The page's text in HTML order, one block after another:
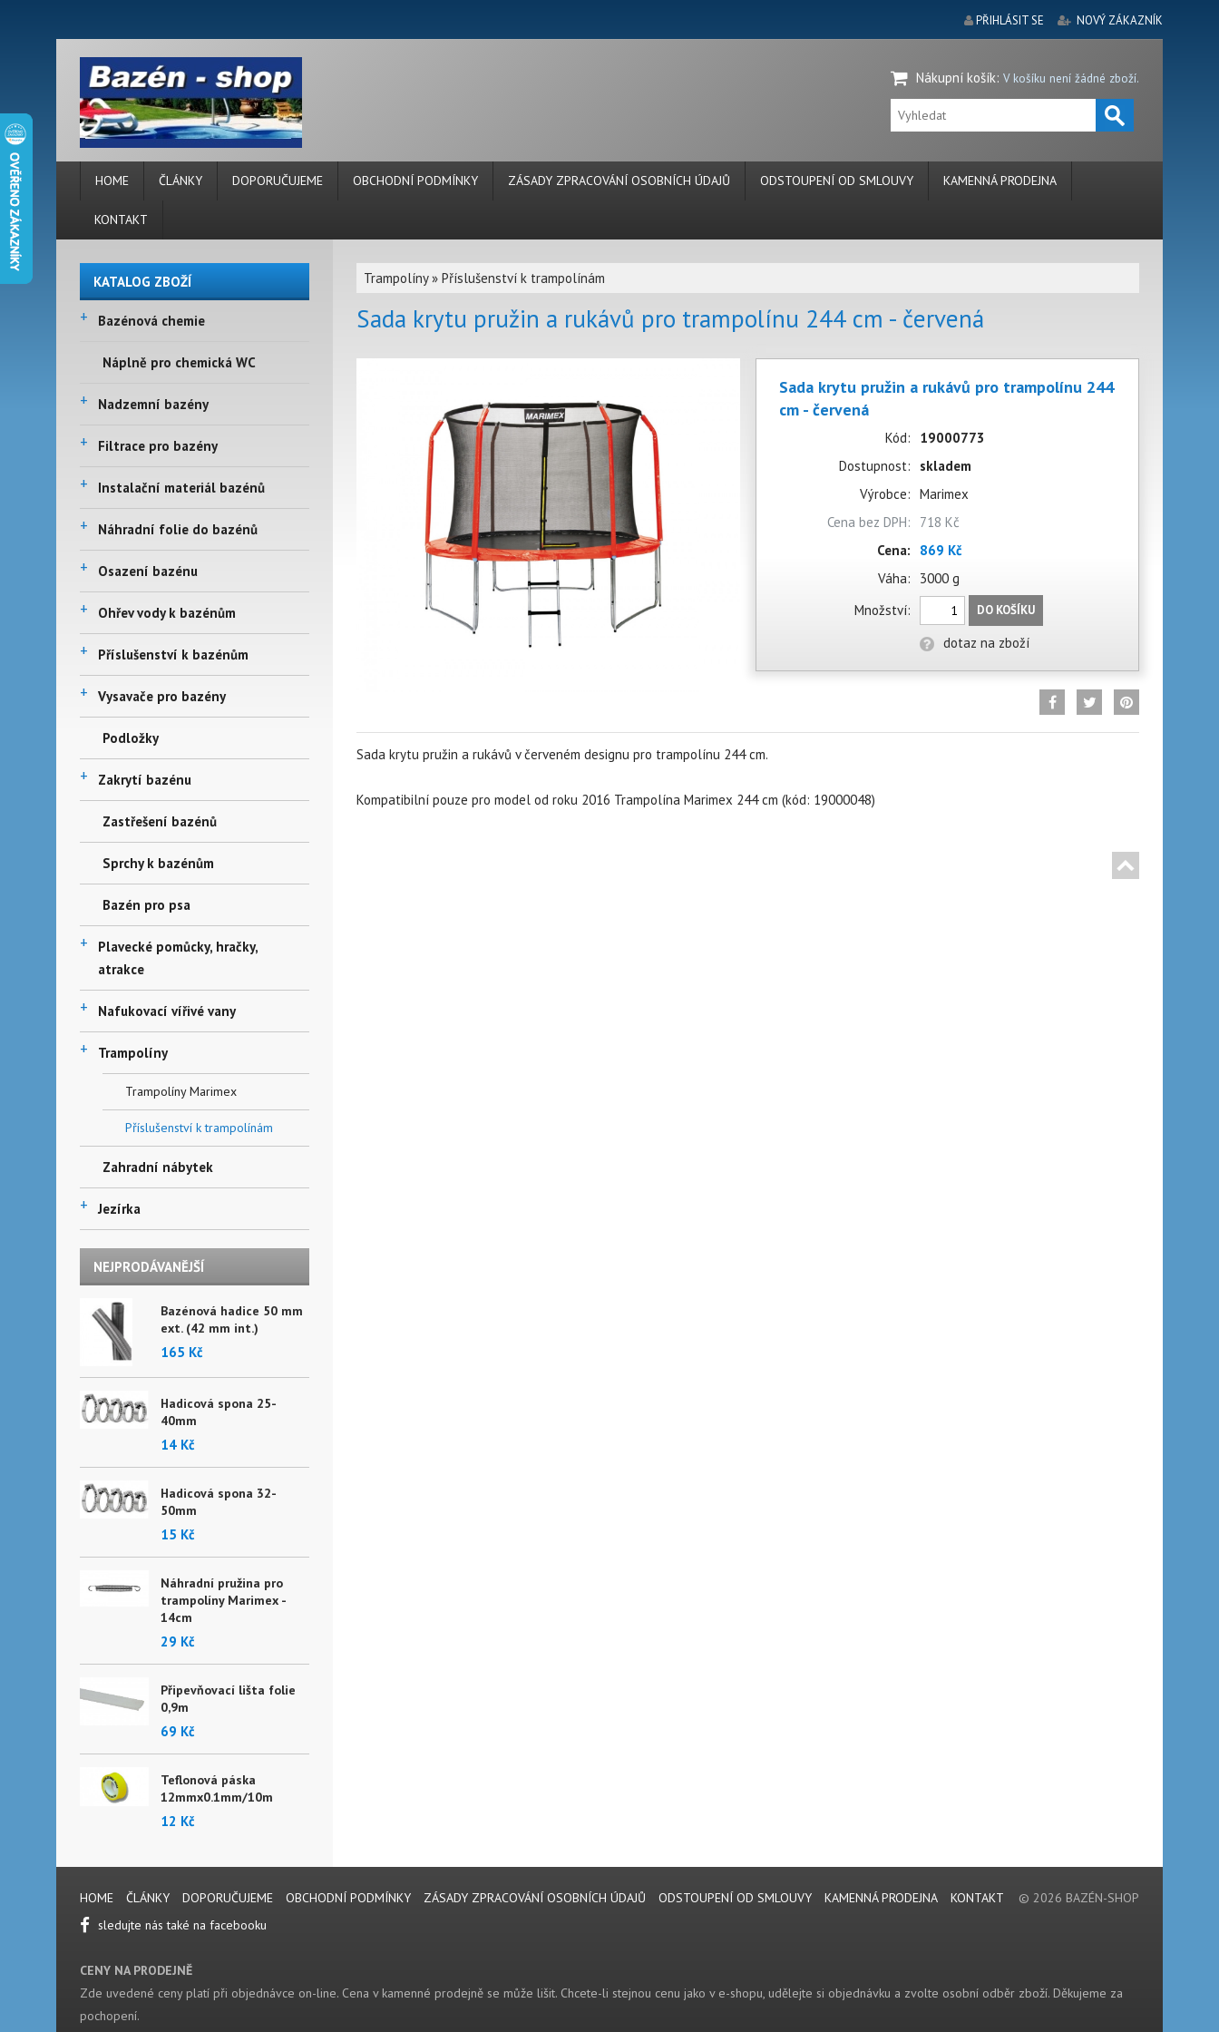
PŘIHLÁSIT SE NOVÝ ZÁKAZNÍK
Nákupní košík: V košíku není žádné zboží.
HOME ČLÁNKY DOPORUČUJEME OBCHODNÍ PODMÍNKY ZÁSADY ZPRACOVÁNÍ OSOBNÍCH ÚDAJŮ ODSTOUPENÍ OD SMLOUVY KAMENNÁ PRODEJNA
KONTAKT
KATALOG ZBOŽÍ
+ Bazénová chemie
Náplně pro chemická WC
+ Nadzemní bazény
+ Filtrace pro bazény
+ Instalační materiál bazénů
+ Náhradní folie do bazénů
+ Osazení bazénu
+ Ohřev vody k bazénům
+ Příslušenství k bazénům
+ Vysavače pro bazény
Podložky
+ Zakrytí bazénu
Zastřešení bazénů
Sprchy k bazénům
Bazén pro psa
+
Plavecké pomůcky, hračky,
atrakce
+ Nafukovací vířivé vany
+ Trampolíny
Trampolíny Marimex
Příslušenství k trampolínám
Zahradní nábytek
+ Jezírka
NEJPRODÁVANĚJŠÍ
Bazénová hadice 50 mm
ext. (42 mm int.)
165 Kč
Hadicová spona 25-
40mm
14 Kč
Hadicová spona 32-
50mm
15 Kč
Náhradní pružina pro
trampolíny Marimex -
14cm
29 Kč
Připevňovací lišta folie
0,9m
69 Kč
Teflonová páska
12mmx0.1mm/10m
12 Kč
Trampolíny» Příslušenství k trampolínám
Sada krytu pružin a rukávů pro trampolínu 244 cm - červená
Sada krytu pružin a rukávů pro trampolínu 244
cm - červená
Kód:
19000773
Dostupnost:
skladem
Výrobce: Marimex
Cena bez DPH:
718 Kč
Cena:
869 Kč
Váha:
3000 g
Množství:
DO KOŠÍKU
dotaz na zboží
Sada krytu pružin a rukávů v červeném designu pro trampolínu 244 cm.
Kompatibilní pouze pro model od roku 2016 Trampolína Marimex 244 cm (kód: 19000048)
HOME ČLÁNKY DOPORUČUJEME OBCHODNÍ PODMÍNKY ZÁSADY ZPRACOVÁNÍ OSOBNÍCH ÚDAJŮ ODSTOUPENÍ OD SMLOUVY KAMENNÁ PRODEJNA KONTAKT
© 2026 BAZÉN-SHOP
sledujte nás také na facebooku
CENY NA PRODEJNĚ
Zde uvedené ceny platí při objednávce on-line. Cena v kamenné prodejně se může lišit. Chcete-li stejnou cenu jako v e-shopu, udělejte si objednávku a zvolte osobní odběr zboží. Děkujeme za
pochopení.